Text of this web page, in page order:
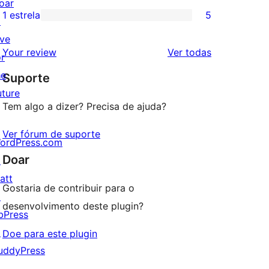
3
avaliação
2
estrela
avaliações
com
1
estrelas
1 estrela 5
Your review Ver todasavaliações
Suporte
Tem algo a dizer? Precisa de ajuda?
Ver fórum de suporte
Doar
Gostaria de contribuir para o
desenvolvimento deste plugin?
Doe para este plugin